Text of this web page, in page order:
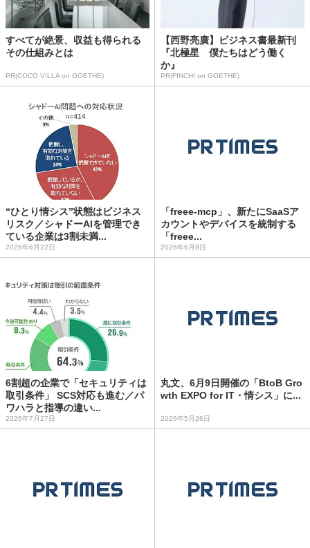
すべてが絶景、収益も得られる
その仕組みとは
PR(COCO VILLA on GOETHE)
【西野亮廣】ビジネス書最新刊
『北極星 僕たちはどう働く
か』
PR(FINCHI on GOETHE)
“ひとり情シス”状態はビジネス
リスク／シャドーAIを管理でき
ている企業は3割未満...
2026年6月22日
「freee-mcp」、新たにSaaSア
カウントやデバイスを統制する
「freee...
2026年6月8日
6割超の企業で「セキュリティは
取引条件」 SCS対応も進む／パ
ワハラと指導の違い...
2026年7月27日
丸文、6月9日開催の「BtoB Gro
wth EXPO for IT・情シス」に...
2026年5月26日